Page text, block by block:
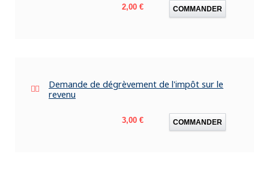
Prix
2,00 € COMMANDER
Demande de dégrèvement de l'impôt sur le
revenu
Prix
3,00 € COMMANDER